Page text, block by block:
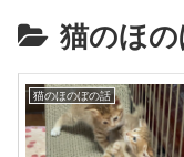
猫のほ
猫のほのぼの話